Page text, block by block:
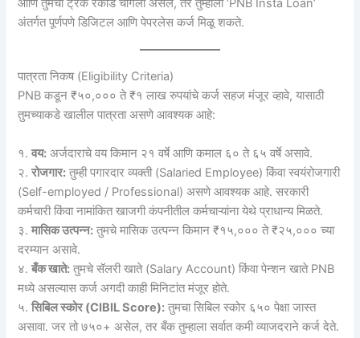
अंतर्गत पूर्णपणे डिजिटल आणि पेपरलेस कर्ज मिळू शकते.
पात्रता निकष (Eligibility Criteria)
PNB कडून ₹५०,००० ते ₹१ लाख रुपयांचे कर्ज सहज मंजूर व्हावे, यासाठी
तुमच्याकडे खालील पात्रता असणे आवश्यक आहे:
१.वय: अर्जदाराचे वय किमान २१ वर्षे आणि कमाल ६० ते ६५ वर्षे असावे.
२.रोजगार: तुम्ही पगारदार व्यक्ती (Salaried Employee) किंवा स्वयंरोजगारी
(Self-employed / Professional) असणे आवश्यक आहे. सरकारी
कर्मचारी किंवा नामांकित खाजगी कंपनीतील कर्मचाऱ्यांना येथे प्राधान्य मिळते.
३.मासिक उत्पन्न: तुमचे मासिक उत्पन्न किमान ₹१५,००० ते ₹२५,००० च्या
दरम्यान असावे.
४.बँक खाते: तुमचे सॅलरी खाते (Salary Account) किंवा पेन्शन खाते PNB
मध्ये असल्यास कर्ज अगदी काही मिनिटांत मंजूर होते.
५.सिबिल स्कोर (CIBIL Score): तुमचा सिबिल स्कोर ६५० पेक्षा जास्त
असावा. जर तो ७५०+ असेल, तर बँक तुम्हाला सर्वात कमी व्याजदराने कर्ज देते.